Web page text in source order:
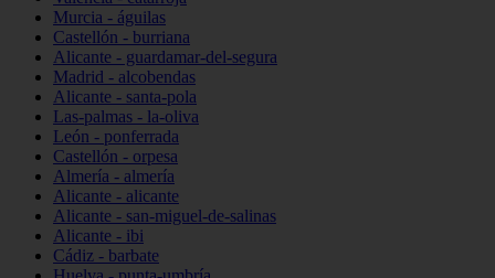
Murcia - águilas
Castellón - burriana
Alicante - guardamar-del-segura
Madrid - alcobendas
Alicante - santa-pola
Las-palmas - la-oliva
León - ponferrada
Castellón - orpesa
Almería - almería
Alicante - alicante
Alicante - san-miguel-de-salinas
Alicante - ibi
Cádiz - barbate